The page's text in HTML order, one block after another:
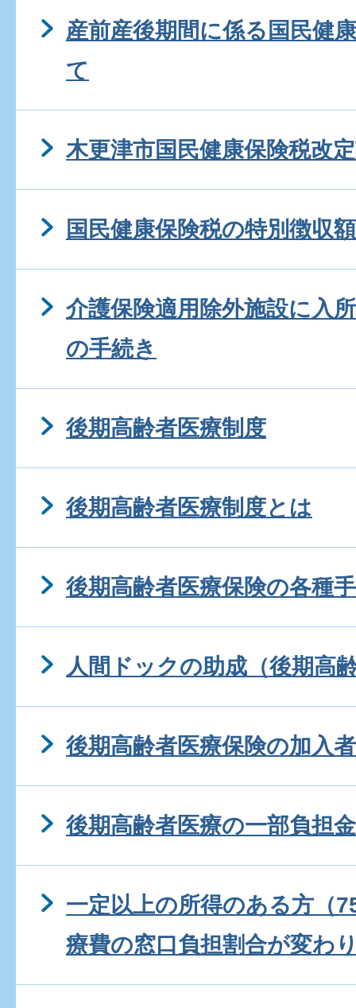
産前産後期間に係る国民健
て
木更津市国民健康保険税改
国民健康保険税の特別徴収
介護保険適用除外施設に入
の手続き
後期高齢者医療制度
後期高齢者医療制度とは
後期高齢者医療保険の各種
人間ドックの助成（後期高
後期高齢者医療保険の加入
後期高齢者医療の一部負担
一定以上の所得のある方（
療費の窓口負担割合が変わ